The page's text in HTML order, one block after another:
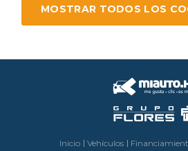
MOSTRAR TODOS LOS
Inicio Vehículos